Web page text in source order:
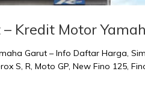
Kredit Motor
Garut – Info Daftar Harga,
S, R, Moto GP, New Fino 125,